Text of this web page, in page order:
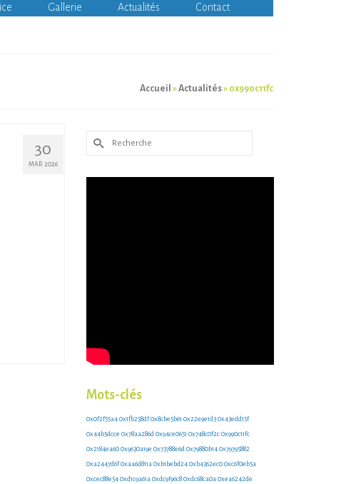
Gallerie Actualités Contact
Accueil »Actualités» 0x990c11fc
30
MAR 2026
Rechercher :
Mots-clés
0x0f2f55a4 0x1fb258df 0x8cbe5b61 0x22e9e1d3 0x43edd15f
0x44b5dcce 0x78aa286d 0x94ce0651 0x748c0f2c 0x990c11fc
0x2184ea60 0x9630a19e 0x73788e6d 0x79880b14 0x79795882
0xa2447d6f 0xaa6d811a 0xb1bebd24 0xb4362ec0 0xc6f0eb5a
0xcec88e54 0xd1c9a61a 0xdc9f96c8 0xdc68ca0a 0xea6242de